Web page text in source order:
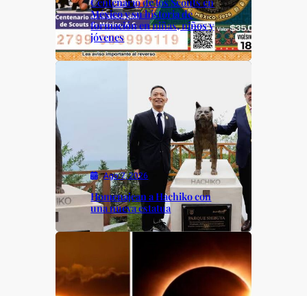
México y su historia de
formación en niñas, niños y
jóvenes
Ago 7, 2026
Homenajean a Hachiko con
una nueva estatua